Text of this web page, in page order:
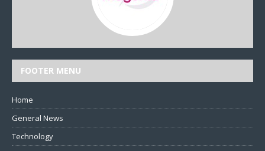
FOOTER MENU
Home
General News
Technology